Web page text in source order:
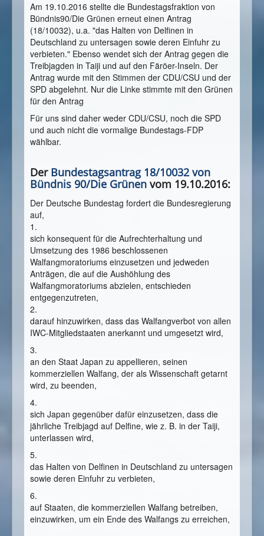
Am 19.10.2016 stellte die Bundestagsfraktion von
Bündnis90/Die Grünen erneut einen Antrag
(18/10032), u.a. "das Halten von Delfinen in
Deutschland zu untersagen sowie deren Einfuhr zu
verbieten." Ebenso wendet sich der Antrag gegen die
Treibjagden in Taiji und auf den Färöer-Inseln. Der
Antrag wurde mit den Stimmen der CDU/CSU und der
SPD abgelehnt. Nur die Linke stimmte mit den Grünen
für den Antrag
Für uns sind daher weder CDU/CSU, noch die SPD
und auch nicht die vormalige Bundestags-FDP
wählbar.
Der Bundestagsantrag 18/10032 von
Bündnis 90/Die Grünen vom 19.10.2016:
Der Deutsche Bundestag fordert die Bundesregierung
auf,
1.
sich konsequent für die Aufrechterhaltung und
Umsetzung des 1986 beschlossenen
Walfangmoratoriums einzusetzen und jedweden
Anträgen, die auf die Aushöhlung des
Walfangmoratoriums abzielen, entschieden
entgegenzutreten,
2.
darauf hinzuwirken, dass das Walfangverbot von allen
IWC-Mitgliedstaaten anerkannt und umgesetzt wird,
3.
an den Staat Japan zu appellieren, seinen
kommerziellen Walfang, der als Wissenschaft getarnt
wird, zu beenden,
4.
sich Japan gegenüber dafür einzusetzen, dass die
jährliche Treibjagd auf Delfine, wie z. B. in der Taiji,
unterlassen wird,
5.
das Halten von Delfinen in Deutschland zu untersagen
sowie deren Einfuhr zu verbieten,
6.
auf Staaten, die kommerziellen Walfang betreiben,
einzuwirken, um ein Ende des Walfangs zu erreichen,